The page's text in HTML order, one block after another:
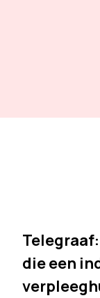
Telegraaf:
die een